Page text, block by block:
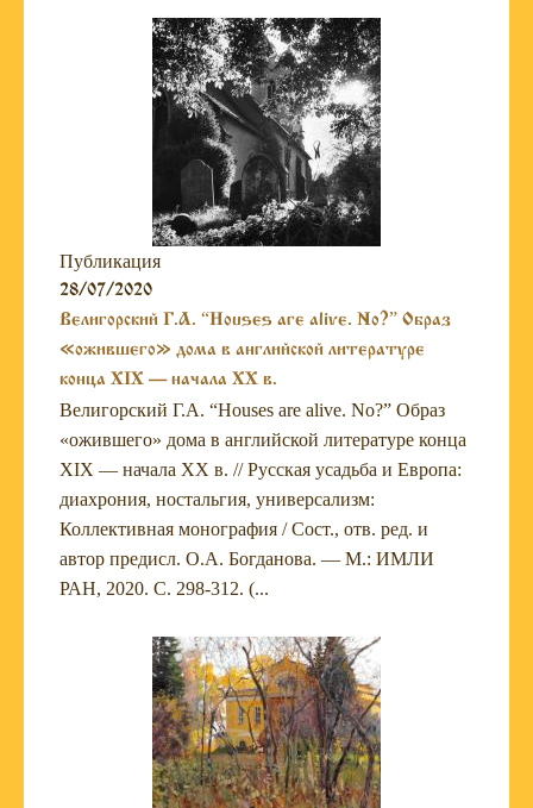
Публикация
28/07/2020
Велигорский Г.А. “Houses are alive. No?” Образ
«ожившего» дома в английской литературе
конца XIX — начала XX в.
Велигорский Г.А. “Houses are alive. No?” Образ
«ожившего» дома в английской литературе конца
XIX — начала XX в. // Русская усадьба и Европа:
диахрония, ностальгия, универсализм:
Коллективная монография / Сост., отв. ред. и
автор предисл. О.А. Богданова. — М.: ИМЛИ
РАН, 2020. С. 298-312. (...